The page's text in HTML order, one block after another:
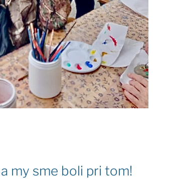
my sme boli pri tom!